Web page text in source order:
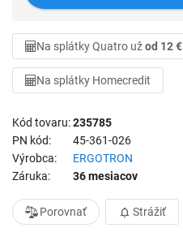
Na splátky Quatro užod 12 €
Na splátky Homecredit
Kód tovaru 235785
PN kód
45-361-026
Výrobca
ERGOTRON
Záruka
36 mesiacov
Porovnať Strážiť